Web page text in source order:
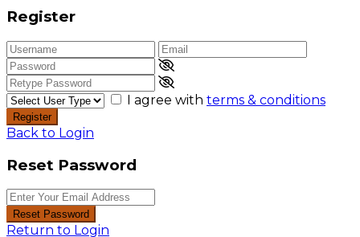
Register
I agree with terms & conditions
Register
Back to Login
Reset Password
Reset Password
Return to Login